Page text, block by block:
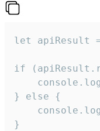
let apiResult
if
} else {
}